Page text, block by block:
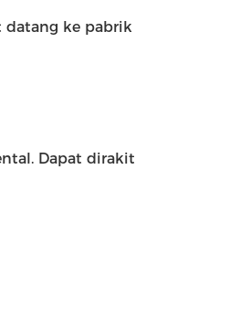
datang ke pabrik
Dapat dirakit